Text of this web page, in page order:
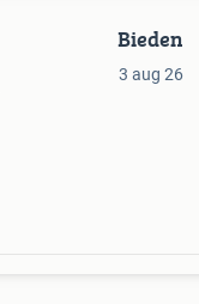
Bieden
3 aug 26